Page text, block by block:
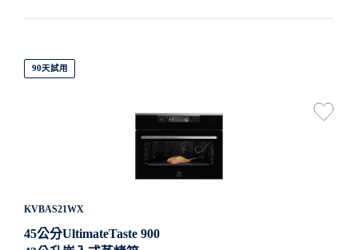
90天試用
KVBAS21WX
45公分UltimateTaste 900